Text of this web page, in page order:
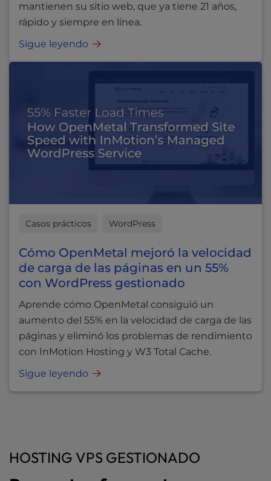
mantienen su sitio web, que ya tiene 21 años,
rápido y siempre en línea.
Sigue leyendo
Casos prácticos WordPress
Cómo OpenMetal mejoró la velocidad
de carga de las páginas en un 55%
con WordPress gestionado
Aprende cómo OpenMetal consiguió un
aumento del 55% en la velocidad de carga de las
páginas y eliminó los problemas de rendimiento
con InMotion Hosting y W3 Total Cache.
Sigue leyendo
HOSTING VPS GESTIONADO